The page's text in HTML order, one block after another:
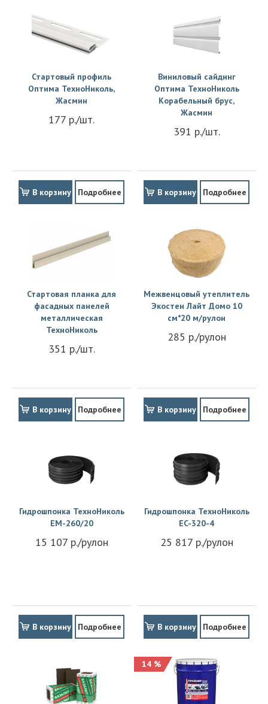
Стартовый профиль
Оптима ТехноНиколь,
Жасмин
177 р./шт.
В корзину Подробнее
Виниловый сайдинг
Оптима ТехноНиколь
Корабельный брус,
Жасмин
391 р./шт.
В корзину Подробнее
Стартовая планка для
фасадных панелей
металлическая
ТехноНиколь
351 р./шт.
В корзину Подробнее
Межвенцовый утеплитель
Экостен Лайт Домо 10
см*20 м/рулон
285 р./рулон
В корзину Подробнее
Гидрошпонка ТехноНиколь
EM-260/20
15 107 р./рулон
В корзину Подробнее
Гидрошпонка ТехноНиколь
EC-320-4
25 817 р./рулон
В корзину Подробнее
14 %